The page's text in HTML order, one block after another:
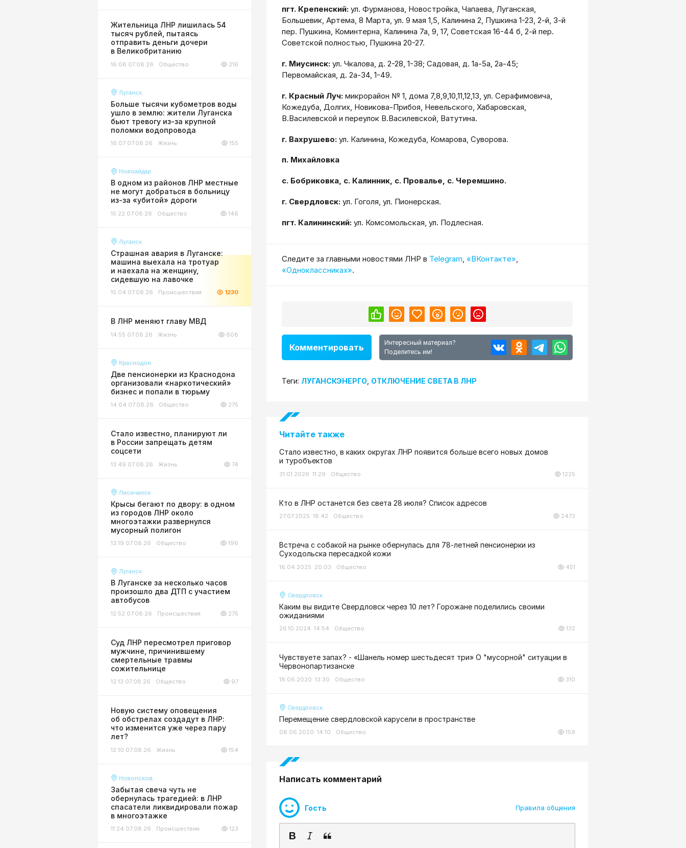
Жительница ЛНР лишилась 54
тысяч рублей, пытаясь
отправить деньги дочери
в Великобританию
16:08 07.08.26 Общество 216
Луганск
Больше тысячи кубометров воды
ушло в землю: жители Луганска
бьют тревогу из-за крупной
поломки водопровода
16:07 07.08.26 Жизнь 155
Новоайдар
В одном из районов ЛНР местные
не могут добраться в больницу
из-за «убитой» дороги
15:22 07.08.26 Общество 146
Луганск
Страшная авария в Луганске:
машина выехала на тротуар
и наехала на женщину,
сидевшую на лавочке
15:04 07.08.26 Происшествия 1230
В ЛНР меняют главу МВД
14:55 07.08.26 Жизнь 608
Краснодон
Две пенсионерки из Краснодона
организовали «наркотический»
бизнес и попали в тюрьму
14:04 07.08.26 Общество 275
Стало известно, планируют ли
в России запрещать детям
соцсети
13:49 07.08.26 Жизнь 74
Лисичанск
Крысы бегают по двору: в одном
из городов ЛНР около
многоэтажки развернулся
мусорный полигон
13:19 07.08.26 Общество 196
Луганск
В Луганске за несколько часов
произошло два ДТП с участием
автобусов
12:52 07.08.26 Происшествия 275
Суд ЛНР пересмотрел приговор
мужчине, причинившему
смертельные травмы
сожительнице
12:13 07.08.26 Общество 97
Новую систему оповещения
об обстрелах создадут в ЛНР:
что изменится уже через пару
лет?
12:10 07.08.26 Жизнь 154
Новопсков
Забытая свеча чуть не
обернулась трагедией: в ЛНР
спасатели ликвидировали пожар
в многоэтажке
11:24 07.08.26 Происшествия 123
пгт. Крепенский: ул. Фурманова, Новостройка, Чапаева, Луганская,
Большевик, Артема, 8 Марта, ул. 9 мая 1,5, Калинина 2, Пушкина 1-23, 2-й, 3-й
пер. Пушкина, Коминтерна, Калинина 7а, 9, 17, Советская 16-44 б, 2-й пер.
Советской полностью, Пушкина 20-27.
г. Миусинск: ул. Чкалова, д. 2-28, 1-38; Садовая, д. 1а-5а, 2а-45;
Первомайская, д. 2а-34, 1-49.
г. Красный Луч: микрорайон № 1, дома 7,8,9,10,11,12,13, ул. Серафимовича,
Кожедуба, Долгих, Новикова-Прибоя, Невельского, Хабаровская,
В.Василевской и переулок В.Василевской, Ватутина.
г. Вахрушево: ул. Калинина, Кожедуба, Комарова, Суворова.
п. Михайловка
с. Бобриковка, с. Калинник, с. Провалье, с. Черемшино.
г. Свердловск: ул. Гоголя, ул. Пионерская.
пгт. Калининский: ул. Комсомольская, ул. Подлесная.
Cледите за главными новостями ЛНР в Telegram, «ВКонтакте»,
«Одноклассниках».
Комментировать
Интересный материал?
Поделитесь им!
Теги: ЛУГАНСКЭНЕРГО ОТКЛЮЧЕНИЕ СВЕТА В ЛНР
Читайте также
Стало известно, в каких округах ЛНР появится больше всего новых домов
и туробъектов
31.01.2026 11:29 Общество 1225
Кто в ЛНР останется без света 28 июля? Список адресов
27.07.2025 18:42 Общество 2473
Встреча с собакой на рынке обернулась для 78-летней пенсионерки из
Суходольска пересадкой кожи
16.04.2025 20:03 Общество 451
Свердловск
Каким вы видите Свердловск через 10 лет? Горожане поделились своими
ожиданиями
26.10.2024 14:54 Общество 132
Чувствуете запах? - «Шанель номер шестьдесят три» О "мусорной" ситуации в
Червонопартизанске
18.06.2020 13:30 Общество 310
Свердловск
Перемещение свердловской карусели в пространстве
08.06.2020 14:10 Общество 159
Написать комментарий
Гость Правила общения